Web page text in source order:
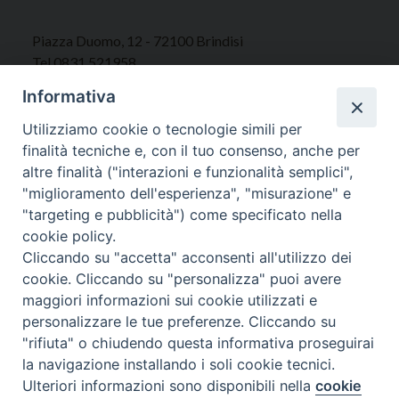
Piazza Duomo, 12 - 72100 Brindisi
Tel 0831.521958
Orari Curia
Mar. / Mer. / Giov. ore 9 - 13
nei mesi estivi solo Martedì ore 9 - 13
WebMail
Copyright © Arcidiocesi di Brindisi – Ostuni
Preferenze Cookie
Informativa
Utilizziamo cookie o tecnologie simili per
finalità tecniche e, con il tuo consenso, anche per
altre finalità ("interazioni e funzionalità semplici",
"miglioramento dell'esperienza", "misurazione" e
"targeting e pubblicità") come specificato nella
cookie policy.
Cliccando su "accetta" acconsenti all'utilizzo dei
cookie. Cliccando su "personalizza" puoi avere
maggiori informazioni sui cookie utilizzati e
personalizzare le tue preferenze. Cliccando su
"rifiuta" o chiudendo questa informativa proseguirai
la navigazione installando i soli cookie tecnici.
Ulteriori informazioni sono disponibili nellacookie